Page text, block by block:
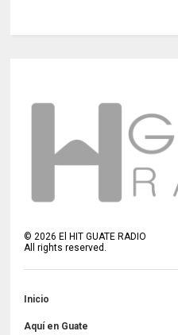
©2026 El HIT GUATE RADIO
All rights reserved.
Inicio
Aquí en Guate